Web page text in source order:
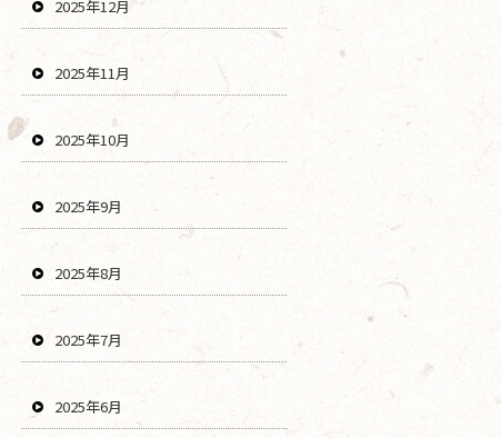
2025年12月
2025年11月
2025年10月
2025年9月
2025年8月
2025年7月
2025年6月